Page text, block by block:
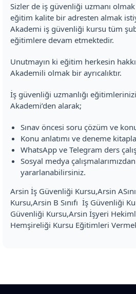
Sizler de iş güvenliği uzmanı
eğitim kalite bir adresten almak
Akademi iş güvenliği kursu tüm
eğitimlere devam etmektedir.
Unutmayın ki eğitim herkesin
Akademili olmak bir ayrıcalıktır.
İş güvenliği uzmanlığı
Akademi’den alarak;
Sınav öncesi soru çözüm ve
Konu anlatımı ve deneme
WhatsApp ve Telegram ders
Sosyal medya
yararlanabilirsiniz.
Arsin İş Güvenliği Kursu,Arsin
Kursu,Arsin B Sınıfı İş Güvenliği
Güvenliği Kursu,Arsin İşyeri
Hemşireliği Kursu Eğitimleri